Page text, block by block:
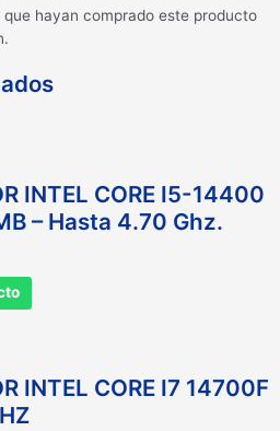
que hayan comprado este producto
INTEL CORE I5-14400
– Hasta 4.70 Ghz.
INTEL CORE I7 14700F